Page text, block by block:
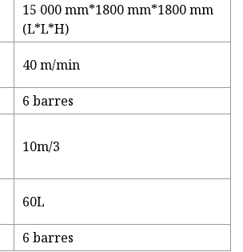
15 000 mm*1800 mm*1800 mm
(L*L*H)
40 m/min
6 barres
10m/3
60L
6 barres